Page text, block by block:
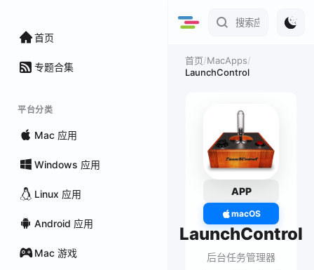
首页
专题合集
平台分类
Mac 应用
Windows 应用
Linux 应用
Android 应用
Mac 游戏
首页/MacApps/
LaunchControl
APP
macOS
LaunchControl
后台任务管理器